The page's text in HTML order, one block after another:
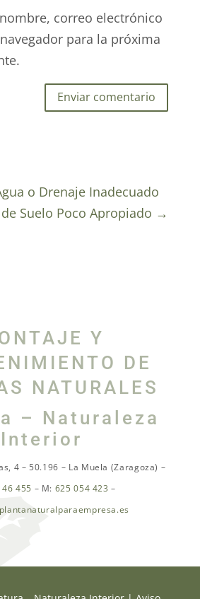
correo electrónico
para la próxima
Enviar comentario
o Drenaje Inadecuado
Suelo Poco Apropiado →
Y
DE
NATURALES
– Naturaleza
Interior
4 – 50.196 – La Muela (Zaragoza) –
455 – M: 625 054 423 –